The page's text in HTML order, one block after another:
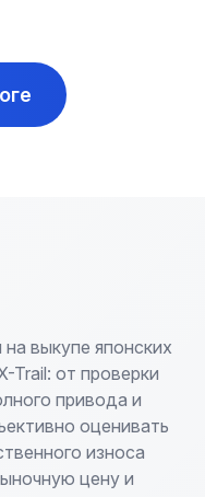
выкупе японских
Trail: от проверки
привода и
оценивать
износа
цену и